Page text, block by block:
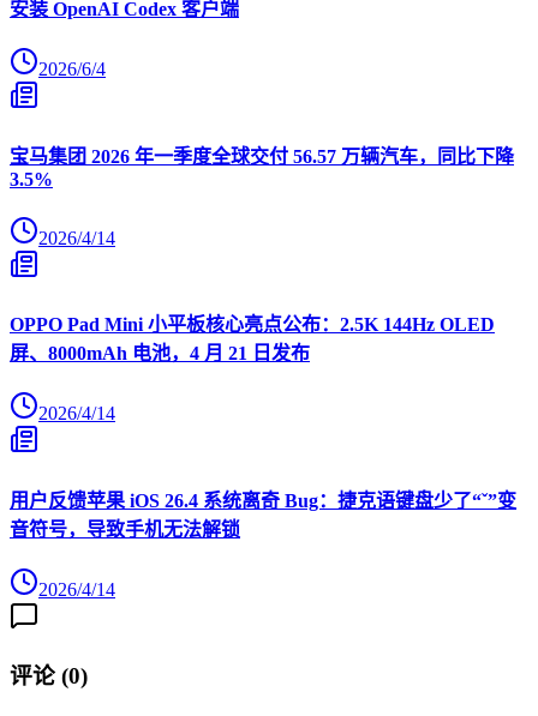
安装 OpenAI Codex 客户端
2026/6/4
宝马集团 2026 年一季度全球交付 56.57 万辆汽车，同比下降
3.5%
2026/4/14
OPPO Pad Mini 小平板核心亮点公布：2.5K 144Hz OLED
屏、8000mAh 电池，4 月 21 日发布
2026/4/14
用户反馈苹果 iOS 26.4 系统离奇 Bug：捷克语键盘少了“ˇ”变
音符号，导致手机无法解锁
2026/4/14
评论 (0)